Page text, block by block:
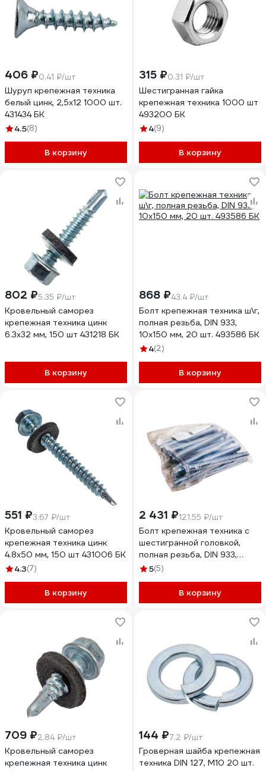
406 ₽0.41 ₽/шт
Шуруп крепежная техника
белый цинк, 2,5x12 1000 шт.
431434 БК
4.5(8)
В корзину
315 ₽0.31 ₽/шт
Шестигранная гайка
крепежная техника 1000 шт
493200 БК
4(9)
В корзину
802 ₽5.35 ₽/шт
Кровельный саморез
крепежная техника цинк
6.3х32 мм, 150 шт 431218 БК
В корзину
868 ₽43.4 ₽/шт
Болт крепежная техника ш\г,
полная резьба, DIN 933,
10х150 мм, 20 шт. 493586 БК
4(2)
В корзину
551 ₽3.67 ₽/шт
Кровельный саморез
крепежная техника цинк
4.8х50 мм, 150 шт 431006 БК
4.3(7)
В корзину
2 431 ₽121.55 ₽/шт
Болт крепежная техника с
шестигранной головкой,
полная резьба, DIN 933,
16х160 мм, 20 шт. 493577 БК
5(5)
В корзину
709 ₽2.84 ₽/шт
Кровельный саморез
крепежная техника цинк
144 ₽7.2 ₽/шт
Гроверная шайба крепежная
техника DIN 127, М10 20 шт.